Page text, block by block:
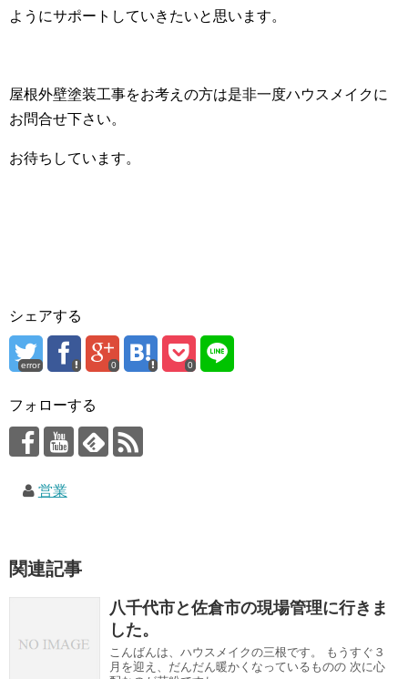
ようにサポートしていきたいと思います。
屋根外壁塗装工事をお考えの方は是非一度ハウスメイクに
お問合せ下さい。
お待ちしています。
シェアする
error 0 0
フォローする
営業
関連記事
八千代市と佐倉市の現場管理に行きま
した。
こんばんは、ハウスメイクの三根です。 もうすぐ３
月を迎え、だんだん暖かくなっているものの 次に心